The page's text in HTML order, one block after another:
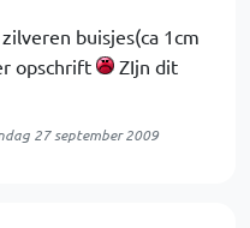
buisjes(ca 1cm
opschrift
ZIjn dit
27 september 2009